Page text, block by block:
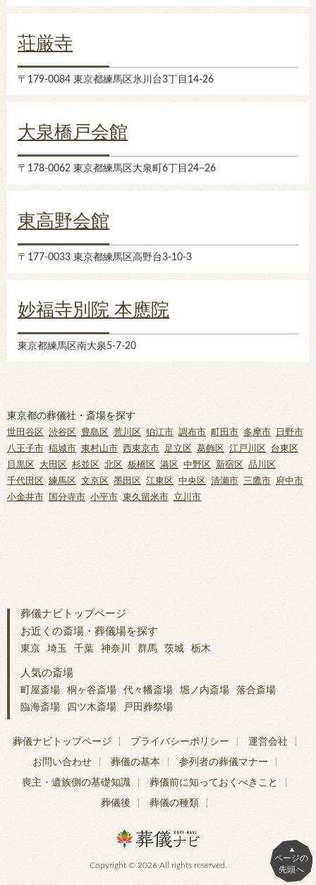
荘厳寺
〒179-0084 東京都練馬区氷川台3丁目14-26
大泉橋戸会館
〒178-0062 東京都練馬区大泉町6丁目24−26
東高野会館
〒177-0033 東京都練馬区高野台3-10-3
妙福寺別院 本應院
東京都練馬区南大泉5-7-20
東京都の葬儀社・斎場を探す
世田谷区 渋谷区 豊島区 荒川区 狛江市 調布市 町田市 多摩市
日野市
八王子市 稲城市 東村山市 西東京市 足立区 葛飾区 江戸川区
台東区
目黒区
大田区 杉並区 北区 板橋区 港区 中野区 新宿区
品川区
千代田区
練馬区 文京区 墨田区 江東区 中央区 清瀬市 三鷹市
府中市
小金井市
国分寺市 小平市 東久留米市 立川市
葬儀ナビトップページ
お近くの斎場・葬儀場を探す
東京 埼玉 千葉 神奈川 群馬 茨城 栃木
人気の斎場
町屋斎場 桐ヶ谷斎場 代々幡斎場 堀ノ内斎場
落合斎場
臨海斎場
四ツ木斎場 戸田葬祭場
葬儀ナビトップページ プライバシーポリシー 運営会社
お問い合わせ 葬儀の基本 参列者の葬儀マナー
喪主・遺族側の基礎知識 葬儀前に知っておくべきこと
葬儀後 葬儀の種類
Copyright © 2026 All rights reserved.
ページの
先頭へ